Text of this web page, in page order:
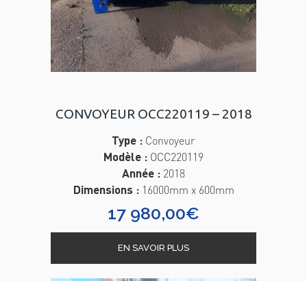
CONVOYEUR OCC220119 – 2018
Type : Convoyeur
Modèle : OCC220119
Année : 2018
Dimensions :16000mm x 600mm
17 980,00€
EN SAVOIR PLUS